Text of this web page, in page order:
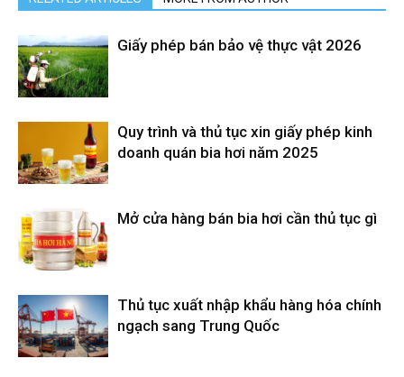
Giấy phép bán bảo vệ thực vật 2026
Quy trình và thủ tục xin giấy phép kinh
doanh quán bia hơi năm 2025
Mở cửa hàng bán bia hơi cần thủ tục gì
Thủ tục xuất nhập khẩu hàng hóa chính
ngạch sang Trung Quốc